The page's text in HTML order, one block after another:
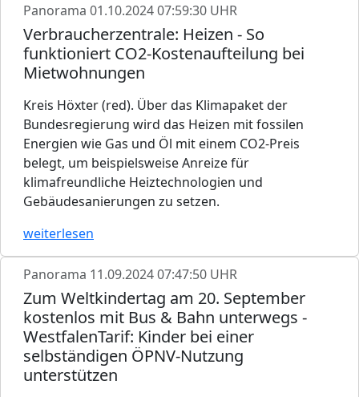
Panorama 01.10.2024 07:59:30 UHR
Verbraucherzentrale: Heizen - So
funktioniert CO2-Kostenaufteilung bei
Mietwohnungen
Kreis Höxter (red). Über das Klimapaket der
Bundesregierung wird das Heizen mit fossilen
Energien wie Gas und Öl mit einem CO2-Preis
belegt, um beispielsweise Anreize für
klimafreundliche Heiztechnologien und
Gebäudesanierungen zu setzen.
weiterlesen
Panorama 11.09.2024 07:47:50 UHR
Zum Weltkindertag am 20. September
kostenlos mit Bus & Bahn unterwegs -
WestfalenTarif: Kinder bei einer
selbständigen ÖPNV-Nutzung
unterstützen